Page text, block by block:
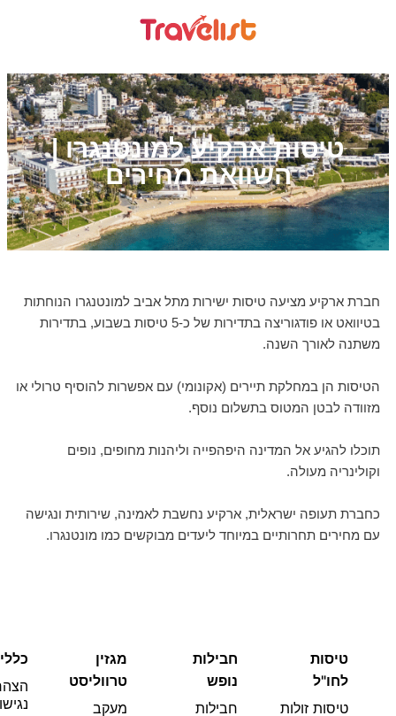
טיסות ארקיע למונטנגרו |
השוואת מחירים
חברת ארקיע מציעה טיסות ישירות מתל אביב למונטנגרו הנוחתות
בטיוואט או פודגוריצה בתדירות של כ-5 טיסות בשבוע, בתדירות
משתנה לאורך השנה.
הטיסות הן במחלקת תיירים (אקונומי) עם אפשרות להוסיף טרולי או
מזוודה לבטן המטוס בתשלום נוסף.
תוכלו להגיע אל המדינה היפהפייה וליהנות מחופים, נופים
וקולינריה מעולה.
כחברת תעופה ישראלית, ארקיע נחשבת לאמינה, שירותית ונגישה
עם מחירים תחרותיים במיוחד ליעדים מבוקשים כמו מונטנגרו.
טיסות
לחו"ל
טיסות זולות
חבילות
נופש
חבילות
מגזין
טרווליסט
מעקב
כללי